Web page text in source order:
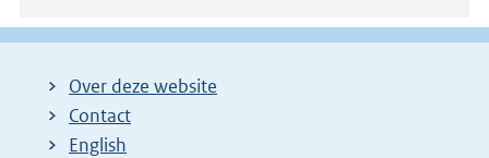
Over deze website
Contact
English